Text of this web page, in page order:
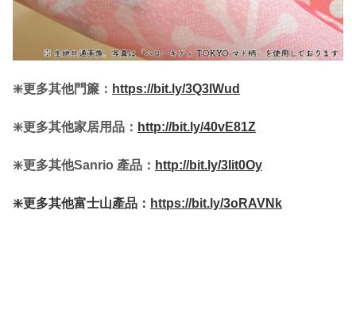
❇️更多其他門簾： https://bit.ly/3Q3lWud
❇️更多其他家居用品： http://bit.ly/40vE81Z
❇️更多其他Sanrio 產品： http://bit.ly/3Iit0Oy
❇️更多其他富士山產品： https://bit.ly/3oRAVNk